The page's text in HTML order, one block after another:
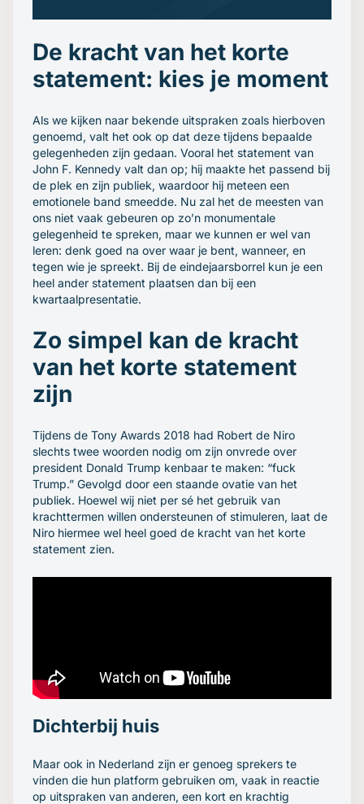
De kracht van het korte
statement: kies je moment
Als we kijken naar bekende uitspraken zoals hierboven
genoemd, valt het ook op dat deze tijdens bepaalde
gelegenheden zijn gedaan. Vooral het statement van
John F. Kennedy valt dan op; hij maakte het passend bij
de plek en zijn publiek, waardoor hij meteen een
emotionele band smeedde. Nu zal het de meesten van
ons niet vaak gebeuren op zo’n monumentale
gelegenheid te spreken, maar we kunnen er wel van
leren: denk goed na over waar je bent, wanneer, en
tegen wie je spreekt. Bij de eindejaarsborrel kun je een
heel ander statement plaatsen dan bij een
kwartaalpresentatie.
Zo simpel kan de kracht
van het korte statement
zijn
Tijdens de Tony Awards 2018 had Robert de Niro
slechts twee woorden nodig om zijn onvrede over
president Donald Trump kenbaar te maken: “fuck
Trump.” Gevolgd door een staande ovatie van het
publiek. Hoewel wij niet per sé het gebruik van
krachttermen willen ondersteunen of stimuleren, laat de
Niro hiermee wel heel goed de kracht van het korte
statement zien.
Dichterbij huis
Maar ook in Nederland zijn er genoeg sprekers te
vinden die hun platform gebruiken om, vaak in reactie
op uitspraken van anderen, een kort en krachtig